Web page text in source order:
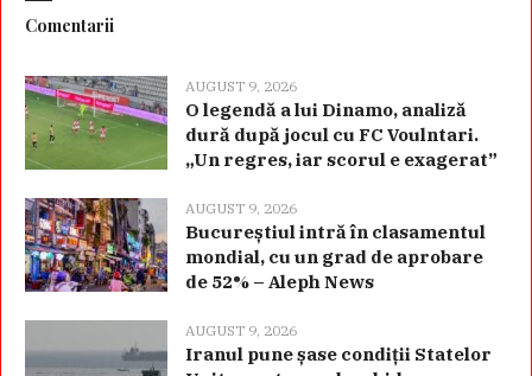
Comentarii
AUGUST 9, 2026
O legendă a lui Dinamo, analiză
dură după jocul cu FC Voulntari.
„Un regres, iar scorul e exagerat”
AUGUST 9, 2026
Bucureștiul intră în clasamentul
mondial, cu un grad de aprobare
de 52% – Aleph News
AUGUST 9, 2026
Iranul pune șase condiții Statelor